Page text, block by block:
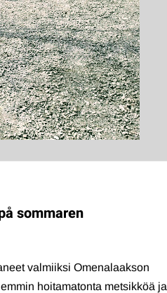
sommaren
valmiiksi Omenalaakson
hoitamatonta metsikköä ja